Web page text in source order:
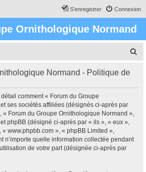
Connexion
S’enregistrer
Ornithologique Normand
h
Normand - Politique de
comment « Forum du Groupe
ses sociétés affiliées (désignés ci-après par
« Forum du Groupe Ornithologique Normand »,
phpBB (désigné ci-après par « ils », « eux »,
www.phpbb.com », « phpBB Limited »,
n’importe quelle information collectée pendant
de votre part (désignée ci-après par